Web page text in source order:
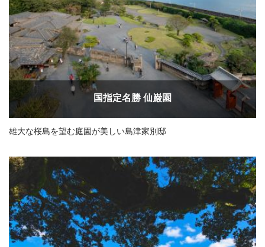
国指定名勝 仙巌園
雄大な桜島を望む庭園が美しい島津家別邸